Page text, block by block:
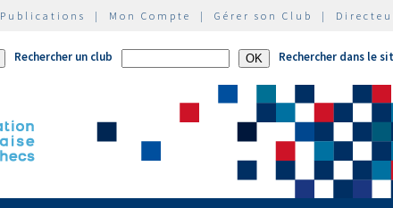
Publications | Mon Compte | Gérer son Club |
Rechercher un club Rechercher dans le